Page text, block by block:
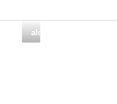
alquiler de barco